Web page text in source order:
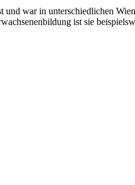
und war in unterschiedlichen
ist sie